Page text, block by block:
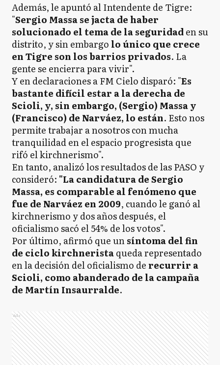
Además, le apuntó al Intendente de Tigre:
"Sergio Massa se jacta de haber
solucionado el tema de la seguridaden su
distrito, y sin embargo lo único que crece
en Tigre son los barrios privados. La
gente se encierra para vivir".
Y en declaraciones a FM Cielo disparó: "Es
bastante difícil estar a la derecha de
Scioli, y, sin embargo, (Sergio) Massa y
(Francisco) de Narváez, lo están. Esto nos
permite trabajar a nosotros con mucha
tranquilidad en el espacio progresista que
rifó el kirchnerismo".
En tanto, analizó los resultados de las PASO y
consideró: "La candidatura de Sergio
Massa, es comparable al fenómeno que
fue de Narváez en 2009, cuando le ganó al
kirchnerismo y dos años después, el
oficialismo sacó el 54% de los votos".
Por último, afirmó que unsíntoma del fin
de ciclo kirchneristaqueda representado
en la decisión del oficialismo de recurrir a
Scioli, como abanderado de la campaña
de Martín Insaurralde.
Ads